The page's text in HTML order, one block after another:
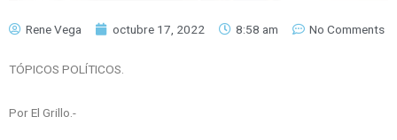
Rene Vega octubre 17, 2022 8:58 am No Comments
TÓPICOS POLÍTICOS.
Por El Grillo.-